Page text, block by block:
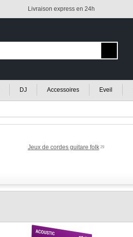
Livraison express en 24h
DJ Accessoires Eveil
Jeux de cordes guitare folk29